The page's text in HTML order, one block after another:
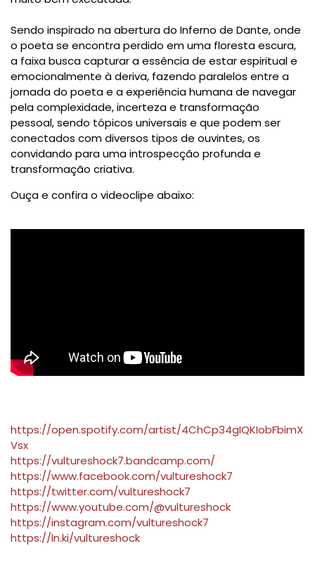
Sendo inspirado na abertura do Inferno de Dante, onde
o poeta se encontra perdido em uma floresta escura,
a faixa busca capturar a essência de estar espiritual e
emocionalmente à deriva, fazendo paralelos entre a
jornada do poeta e a experiência humana de navegar
pela complexidade, incerteza e transformação
pessoal, sendo tópicos universais e que podem ser
conectados com diversos tipos de ouvintes, os
convidando para uma introspecção profunda e
transformação criativa.
Ouça e confira o videoclipe abaixo:
https://open.spotify.com/artist/4ChCp34gIQKIobFbimX
Vsx
https://vultureshock7.bandcamp.com/
https://www.facebook.com/vultureshock7
https://twitter.com/vultureshock7
https://www.youtube.com/@vultureshock
https://instagram.com/vultureshock7
https://ln.ki/vultureshock